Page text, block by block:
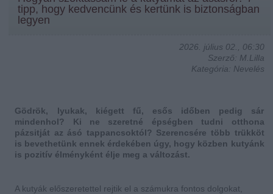
tipp, hogy kedvencünk és kertünk is biztonságban
legyen
2026. július 02., 06:30
Szerző: M.Lilla
Kategória: Nevelés
Gödrök, lyukak, kiégett fű, esős időben pedig sár
mindenhol? Ki ne szeretné épségben tudni otthona
pázsitját az ásó tappancsoktól? Szerencsére több trükköt
is bevethetünk ennek érdekében úgy, hogy közben kutyánk
is pozitív élményként élje meg a változást.
A kutyák előszeretettel rejtik el a számukra fontos dolgokat,